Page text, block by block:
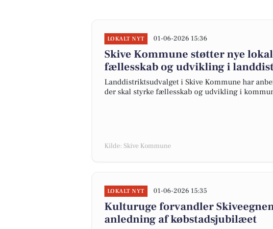
LOKALT NYT 01-06-2026 15:36
Skive Kommune støtter nye
fællesskab og udvikling i
Landdistriktsudvalget i Skive Kommune har
der skal styrke fællesskab og udvikling i
Kilde: Skive Kommune
LOKALT NYT 01-06-2026 15:35
Kulturuge forvandler
anledning af købstadsjubilæet